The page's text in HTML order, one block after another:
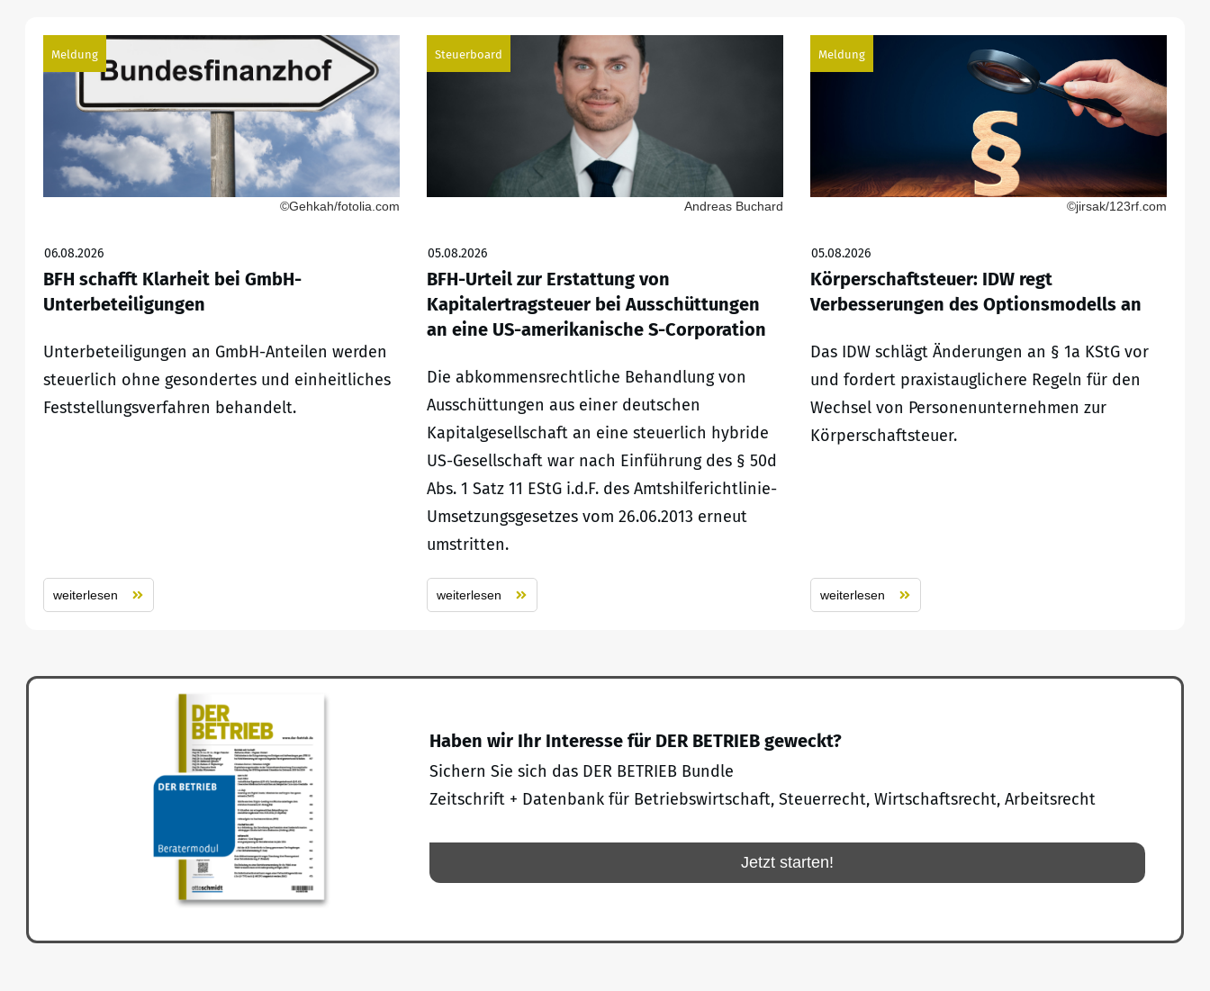
Meldung
©Gehkah/fotolia.com
06.08.2026
BFH schafft Klarheit bei GmbH-
Unterbeteiligungen
Unterbeteiligungen an GmbH-Anteilen werden
steuerlich ohne gesondertes und einheitliches
Feststellungsverfahren behandelt.
weiterlesen
Steuerboard
Andreas Buchard
05.08.2026
BFH-Urteil zur Erstattung von
Kapitalertragsteuer bei Ausschüttungen
an eine US-amerikanische S-Corporation
Die abkommensrechtliche Behandlung von
Ausschüttungen aus einer deutschen
Kapitalgesellschaft an eine steuerlich hybride
US-Gesellschaft war nach Einführung des § 50d
Abs. 1 Satz 11 EStG i.d.F. des Amtshilferichtlinie-
Umsetzungsgesetzes vom 26.06.2013 erneut
umstritten.
weiterlesen
Meldung
©jirsak/123rf.com
05.08.2026
Körperschaftsteuer: IDW regt
Verbesserungen des Optionsmodells an
Das IDW schlägt Änderungen an § 1a KStG vor
und fordert praxistauglichere Regeln für den
Wechsel von Personenunternehmen zur
Körperschaftsteuer.
weiterlesen
Haben wir Ihr Interesse für DER BETRIEB geweckt?
Sichern Sie sich das DER BETRIEB Bundle
Zeitschrift + Datenbank für Betriebswirtschaft, Steuerrecht, Wirtschaftsrecht, Arbeitsrecht
Jetzt starten!